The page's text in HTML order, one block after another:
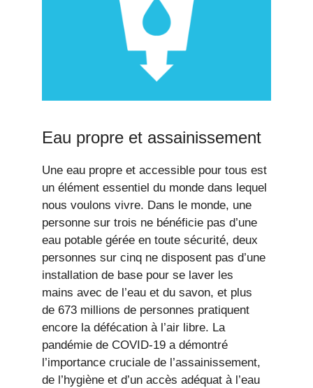
Eau propre et assainissement
Une eau propre et accessible pour tous est
un élément essentiel du monde dans lequel
nous voulons vivre. Dans le monde, une
personne sur trois ne bénéficie pas d’une
eau potable gérée en toute sécurité, deux
personnes sur cinq ne disposent pas d’une
installation de base pour se laver les
mains avec de l’eau et du savon, et plus
de 673 millions de personnes pratiquent
encore la défécation à l’air libre. La
pandémie de COVID-19 a démontré
l’importance cruciale de l’assainissement,
de l’hygiène et d’un accès adéquat à l’eau